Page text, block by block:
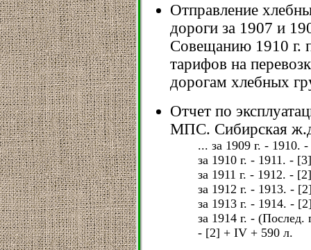
Отправление
дороги за 1907 и
Совещанию 1910 г.
тарифов на
дорогам хлебных
Отчет по
МПС. Сибирская
... за 1909 г. - 1910.
за 1910 г. - 1911. -
за 1911 г. - 1912. -
за 1912 г. - 1913. -
за 1913 г. - 1914. -
за 1914 г. -
- [2] + IV + 590 л.